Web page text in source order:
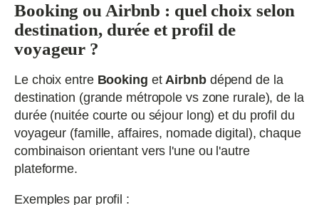
Booking ou Airbnb : quel choix selon
destination, durée et profil de
voyageur ?
Le choix entre Booking etAirbnbdépend de la
destination (grande métropole vs zone rurale), de la
durée (nuitée courte ou séjour long) et du profil du
voyageur (famille, affaires, nomade digital), chaque
combinaison orientant vers l'une ou l'autre
plateforme.
Exemples par profil :